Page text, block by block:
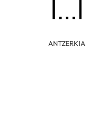
ANTZERKIA